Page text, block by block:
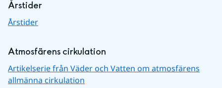
Årstider
Årstider
Atmosfärens cirkulation
Artikelserie från Väder och Vatten om atmosfärens
allmänna cirkulation